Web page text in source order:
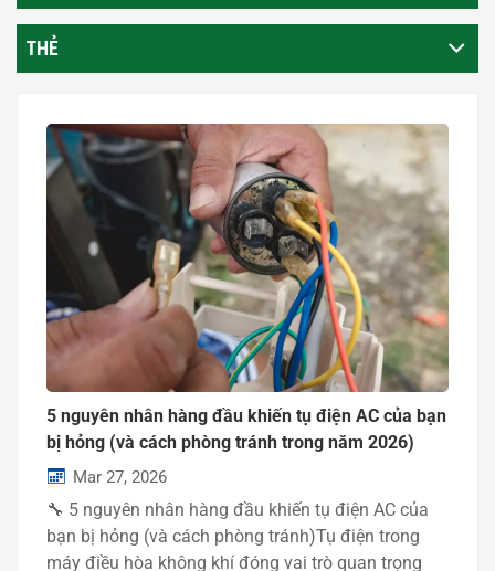
THẺ
5 nguyên nhân hàng đầu khiến tụ điện AC của bạn
bị hỏng (và cách phòng tránh trong năm 2026)
Mar 27, 2026
🔧 5 nguyên nhân hàng đầu khiến tụ điện AC của
bạn bị hỏng (và cách phòng tránh)Tụ điện trong
máy điều hòa không khí đóng vai trò quan trọng